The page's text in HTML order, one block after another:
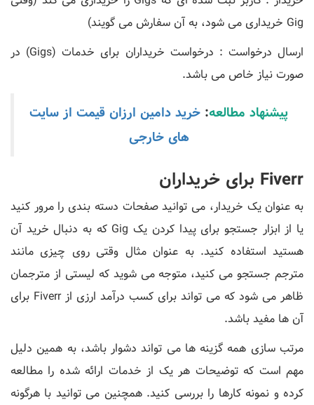
Gig خریداری می شود، به آن سفارش می گویند)
ارسال درخواست : درخواست خریداران برای خدمات (Gigs) در
صورت نیاز خاص می باشد.
پیشنهاد مطالعه: خرید دامین ارزان قیمت از سایت
های خارجی
Fiverr برای خریداران
به عنوان یک خریدار، می توانید صفحات دسته بندی را مرور کنید
یا از ابزار جستجو برای پیدا کردن یک Gig که به دنبال خرید آن
هستید استفاده کنید. به عنوان مثال وقتی روی چیزی مانند
مترجم جستجو می کنید، متوجه می شوید که لیستی از مترجمان
ظاهر می شود که می تواند برای کسب درآمد ارزی از Fiverr برای
آن ها مفید باشد.
مرتب سازی همه گزینه ها می تواند دشوار باشد، به همین دلیل
مهم است که توضیحات هر یک از خدمات ارائه شده را مطالعه
کرده و نمونه کارها را بررسی کنید. همچنین می توانید با هرگونه